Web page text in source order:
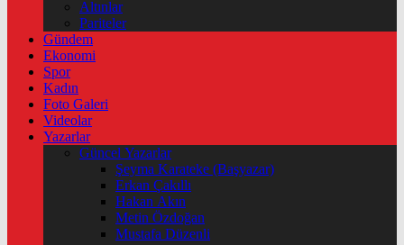
Altınlar
Pariteler
Gündem
Ekonomi
Spor
Kadın
Foto Galeri
Videolar
Yazarlar
Güncel Yazarlar
Şeyma Karateke (Başyazar)
Erkan Çakıllı
Hakan Akın
Metin Özdoğan
Mustafa Düzenli